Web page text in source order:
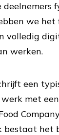
we het
volledig
werken.
een
met
bestaat het